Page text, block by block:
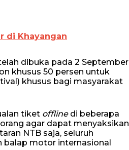
di Khayangan
dibuka pada 2 September
khusus 50 persen untuk
khusus bagi masyarakat
tiket offlinedi beberapa
agar dapat menyaksikan
NTB saja, seluruh
balap motor internasional